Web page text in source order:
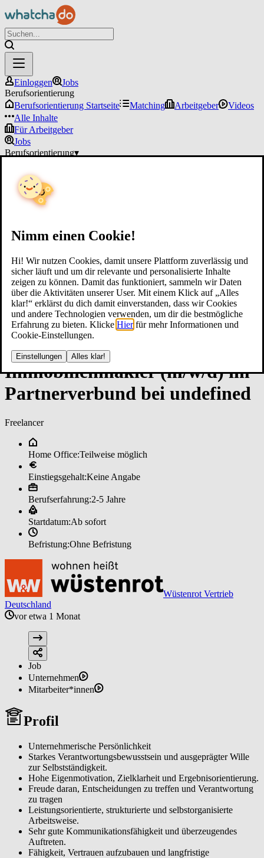
Nimm einen Cookie!
Hi! Wir nutzen Cookies, damit unsere Plattform zuverlässig und
sicher läuft und um dir relevante und personalisierte Inhalte
zeigen zu können. Damit das funktioniert, sammeln wir Daten
über die Aktivitäten unserer User. Mit einem Klick auf „Alles
klar!“ erklärst du dich damit einverstanden, dass wir Cookies
und andere Technologien verwenden, um dir die bestmögliche
Erfahrung zu bieten. Klicke Hier für mehr Informationen und
Cookie-Einstellungen.
Einstellungen Alles klar!
Einloggen
Jobs
Berufsorientierung
Berufsorientierung Startseite
Matching Arbeitgeber
Videos
Alle Inhalte
Für Arbeitgeber
Jobs
Berufsorientierung▾
Im­mo­bi­li­en­mak­ler (m/w/d) im
­Part­ner­ver­bun­d bei un­de­fi­ned
Freelancer
Home Office:Teilweise möglich
Einstiegsgehalt:Keine Angabe
Berufserfahrung:2-5 Jahre
Startdatum:Ab sofort
Befristung:Ohne Befristung
Wüstenrot Vertrieb
Deutschland
vor etwa 1 Monat
Job
Unternehmen
Mitarbeiter*innen
Profil
Unternehmerische Persönlichkeit
Starkes Verantwortungsbewusstsein und ausgeprägter Wille
zur Selbstständigkeit.
Hohe Eigenmotivation, Zielklarheit und Ergebnisorientierung.
Freude daran, Entscheidungen zu treffen und Verantwortung
zu tragen
Leistungsorientierte, strukturierte und selbstorganisierte
Arbeitsweise.
Sehr gute Kommunikationsfähigkeit und überzeugendes
Auftreten.
Fähigkeit, Vertrauen aufzubauen und langfristige